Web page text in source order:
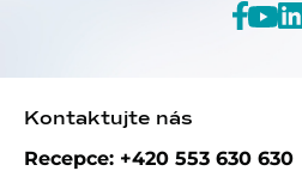
Kontaktujte nás
Recepce: +420 553 630 630